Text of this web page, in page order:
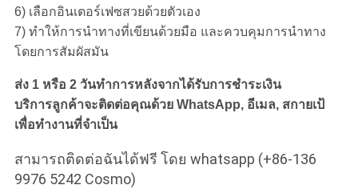
6) เลือกอินเตอร์เฟซสวยด้วยตัวเอง
7) ทําให้การนําทางที่เขียนด้วยมือ และควบคุมการนําทาง
โดยการสัมผัสมัน
ส่ง 1 หรือ 2 วันทําการหลังจากได้รับการชําระเงิน
บริการลูกค้าจะติดต่อคุณด้วย WhatsApp, อีเมล, สกายเป้
เพื่อทํางานที่จําเป็น
สามารถติดต่อฉันได้ฟรี โดย whatsapp (+86-136
9976 5242 Cosmo)